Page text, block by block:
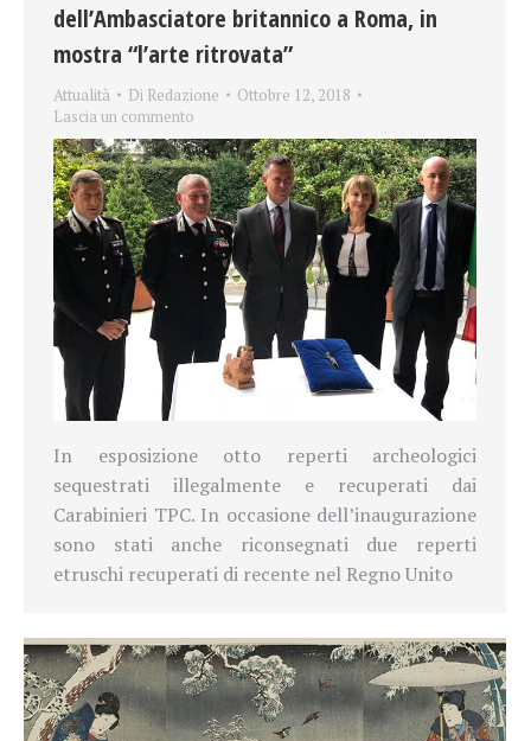
dell’Ambasciatore britannico a Roma, in
mostra “l’arte ritrovata”
Attualità Di Redazione
Ottobre 12, 2018
Lascia un commento
In esposizione otto reperti archeologici
sequestrati illegalmente e recuperati dai
Carabinieri TPC. In occasione dell’inaugurazione
sono stati anche riconsegnati due reperti
etruschi recuperati di recente nel Regno Unito